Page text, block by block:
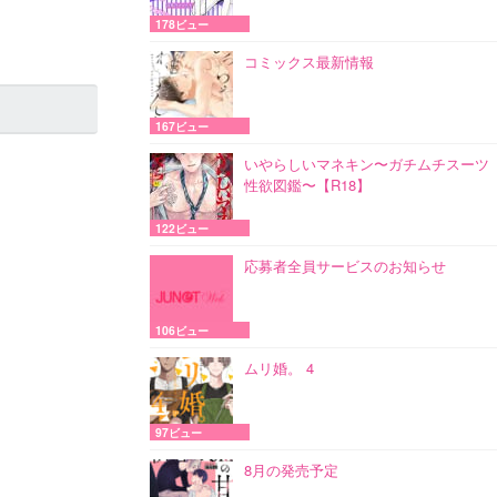
178ビュー
コミックス最新情報
167ビュー
いやらしいマネキン〜ガチムチスーツ
性欲図鑑〜【R18】
122ビュー
応募者全員サービスのお知らせ
106ビュー
ムリ婚。 4
97ビュー
8月の発売予定